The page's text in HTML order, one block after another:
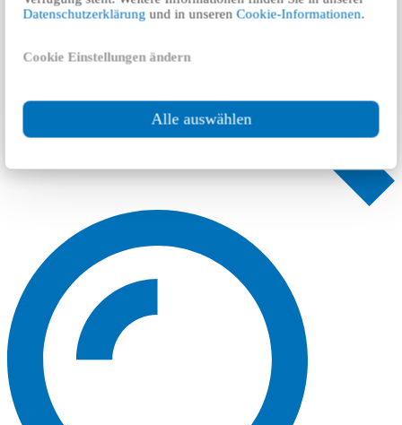
Datenschutzerklärung und in unserenCookie-Informationen.
Cookie Einstellungen ändern
Alle auswählen